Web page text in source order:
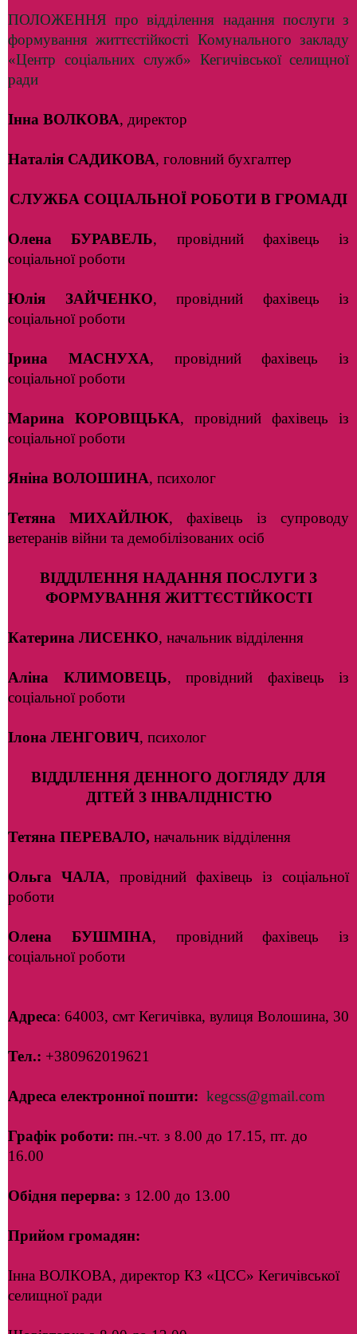
ПОЛОЖЕННЯ про відділення надання послуги з
формування життєстійкості Комунального закладу
«Центр соціальних служб» Кегичівської селищної
ради
Інна ВОЛКОВА, директор
Наталія САДИКОВА, головний бухгалтер
СЛУЖБА СОЦІАЛЬНОЇ РОБОТИ В ГРОМАДІ
Олена БУРАВЕЛЬ, провідний фахівець із
соціальної роботи
Юлія ЗАЙЧЕНКО, провідний фахівець із
соціальної роботи
Ірина МАСНУХА, провідний фахівець із
соціальної роботи
Марина КОРОВІЦЬКА, провідний фахівець із
соціальної роботи
Яніна ВОЛОШИНА, психолог
Тетяна МИХАЙЛЮК, фахівець із супроводу
ветеранів війни та демобілізованих осіб
ВІДДІЛЕННЯ НАДАННЯ ПОСЛУГИ З
ФОРМУВАННЯ ЖИТТЄСТІЙКОСТІ
Катерина ЛИСЕНКО, начальник відділення
Аліна КЛИМОВЕЦЬ, провідний фахівець із
соціальної роботи
Ілона ЛЕНГОВИЧ, психолог
ВІДДІЛЕННЯ ДЕННОГО ДОГЛЯДУ ДЛЯ
ДІТЕЙ З ІНВАЛІДНІСТЮ
Тетяна ПЕРЕВАЛО, начальник відділення
Ольга ЧАЛА, провідний фахівець із соціальної
роботи
Олена БУШМІНА, провідний фахівець із
соціальної роботи
Адреса: 64003, смт Кегичівка, вулиця Волошина, 30
Тел.: +380962019621
Адреса електронної пошти: kegcss@gmail.com
Графік роботи: пн.-чт. з 8.00 до 17.15, пт. до
16.00
Обідня перерва: з 12.00 до 13.00
Прийом громадян:
Інна ВОЛКОВА, директор КЗ «ЦСС» Кегичівської
селищної ради